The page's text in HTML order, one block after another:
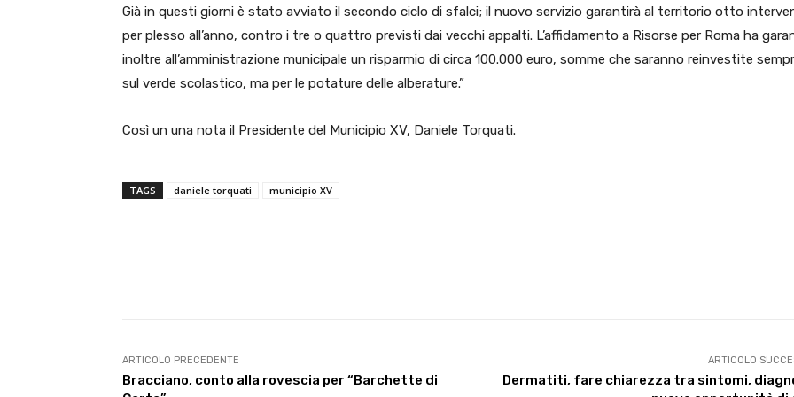
Già in questi giorni è stato avviato il secondo ciclo di sfalci; il nuovo servizio garantirà al territorio otto
per plesso all’anno, contro i tre o quattro previsti dai vecchi appalti. L’affidamento a Risorse per Roma ha
inoltre all’amministrazione municipale un risparmio di circa 100.000 euro, somme che saranno reinvestite
sul verde scolastico, ma per le potature delle alberature.”
Così un una nota il Presidente del Municipio XV, Daniele Torquati.
TAGS daniele torquati municipio XV
ARTICOLO PRECEDENTE
Bracciano, conto alla rovescia per “Barchette di
ARTICOLO
Dermatiti, fare chiarezza tra sintomi,